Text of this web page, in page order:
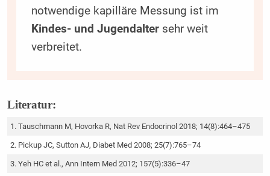
notwendige kapilläre Messung ist im
Kindes- und Jugendaltersehr weit
verbreitet.
Literatur:
Tauschmann M, Hovorka R, Nat Rev Endocrinol 2018; 14(8):464–475
Pickup JC, Sutton AJ, Diabet Med 2008; 25(7):765–74
Yeh HC et al., Ann Intern Med 2012; 157(5):336–47